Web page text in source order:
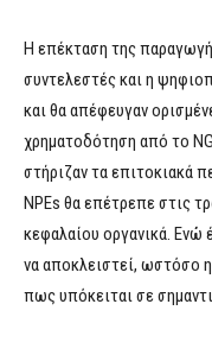
Η επέκταση της
συντελεστές και η
και θα απέφευγαν
χρηματοδότηση από το
στήριζαν τα επιτοκιακά
NPEs θα επέτρεπε στις
κεφαλαίου οργανικά. Ενώ
να αποκλειστεί, ωστόσο
πως υπόκειται σε